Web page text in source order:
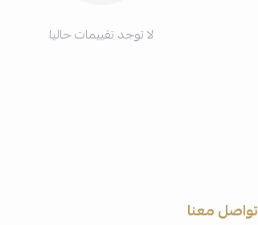
لا توجد تقييمات حاليا
تواصل معنا